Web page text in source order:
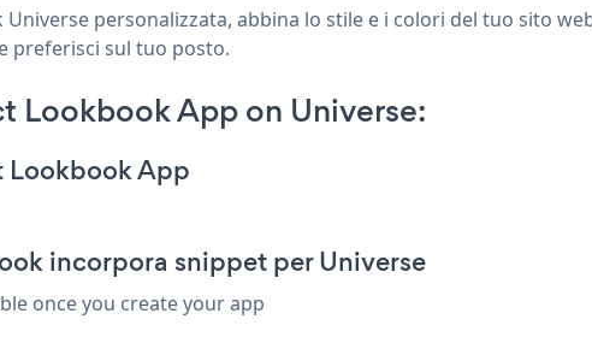
personalizzata, abbina lo stile e i colori del tuo sito
preferisci sul tuo posto.
Lookbook App on Universe:
Lookbook App
incorpora snippet per Universe
once you create your app